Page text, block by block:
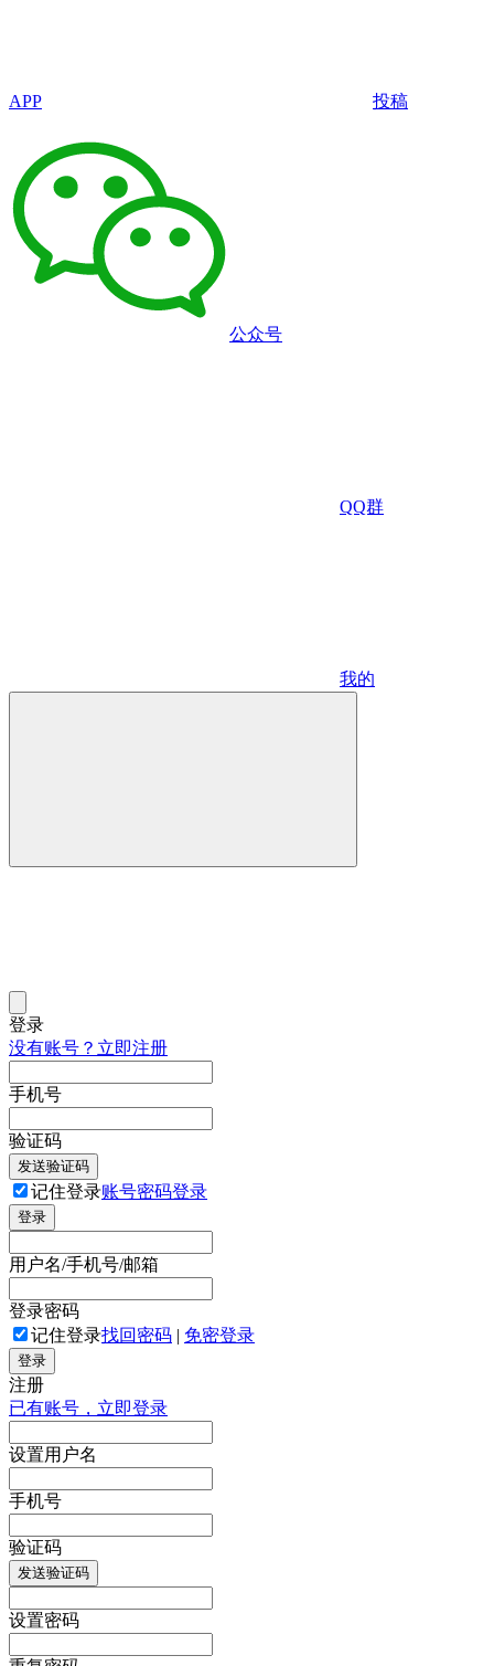
APP 投稿
公众号
QQ群
我的
登录
没有账号？立即注册
手机号
验证码
发送验证码
记住登录账号密码登录
登录
用户名/手机号/邮箱
登录密码
记住登录找回密码 | 免密登录
登录
注册
已有账号，立即登录
设置用户名
手机号
验证码
发送验证码
设置密码